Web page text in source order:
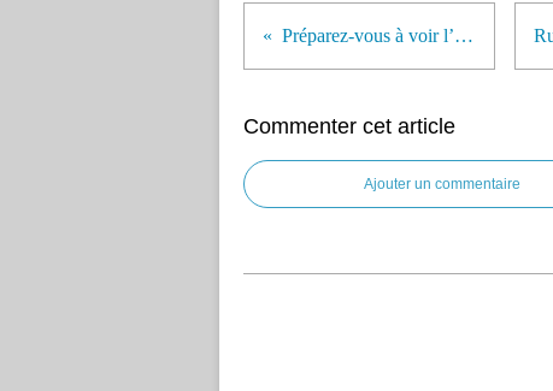
Préparez-vous à voir l’Arctique fleurir
Commenter cet article
Ajouter un commentaire